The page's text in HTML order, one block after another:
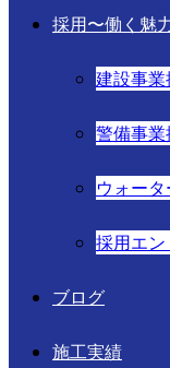
採用〜働く魅
建設事
警備事
ウォー
採用エ
ブログ
施工実績